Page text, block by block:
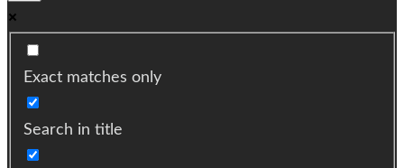
Exact matches only
Search in title